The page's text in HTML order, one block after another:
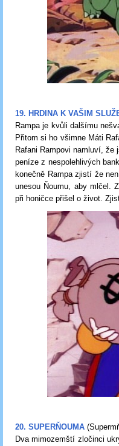
19. HRDINA K VAŠIM
Rampa je kvůli dalšímu
Přitom si ho všimne Máti
Rafani Rampovi namluví,
peníze z nespolehlivých
konečně Rampa zjistí že
unesou Ňoumu, aby mlčel.
při honičce přišel o život.
20. SUPERŇOUMA
Dva mimozemští zločinci